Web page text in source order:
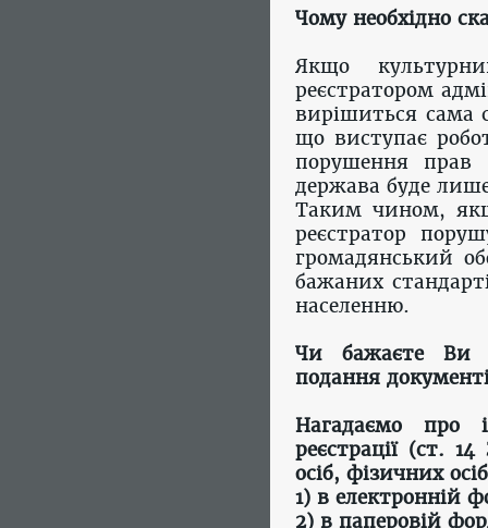
Чому необхідно
Якщо
реєстратором
вирішиться сама
що виступає
порушення прав
держава буде
Таким чином,
реєстратор
громадянський
бажаних
населенню.
Чи бажаєте Ви
подання
Нагадаємо про
реєстрації (ст.
осіб, фізичних
1) в електронній
2) в паперовій